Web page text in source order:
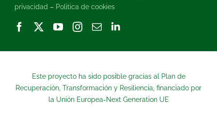
privacidad – Politica de cookies
Este proyecto ha sido posible gracias al Plan de
Recuperación, Transformación y Resiliencia, financiado por
la Unión Europea-Next Generation UE